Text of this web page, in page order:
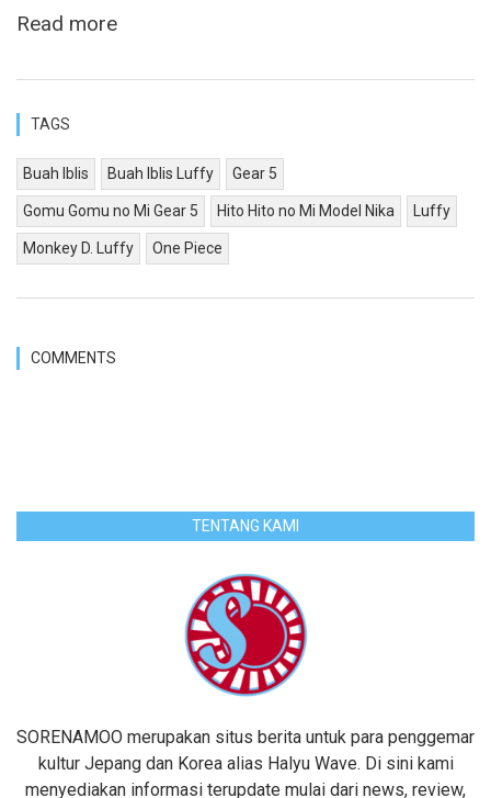
Read more
TAGS
Buah Iblis Buah Iblis Luffy Gear 5
Gomu Gomu no Mi Gear 5 Hito Hito no Mi Model Nika Luffy
Monkey D. Luffy One Piece
COMMENTS
TENTANG KAMI
SORENAMOO merupakan situs berita untuk para penggemar
kultur Jepang dan Korea alias Halyu Wave. Di sini kami
menyediakan informasi terupdate mulai dari news, review,